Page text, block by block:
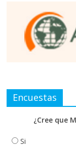
Encuestas
¿Cree que
Si